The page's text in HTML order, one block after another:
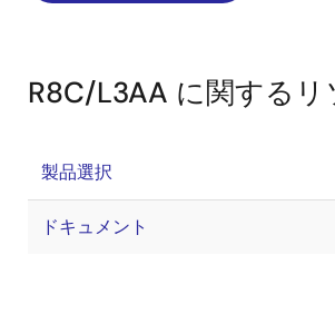
R8C/L3AA に関するリ
製品選択
ドキュメント